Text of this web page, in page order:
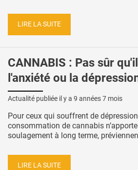
LIRE LA SUITE
CANNABIS : Pas sûr
l'anxiété ou la
Actualité publiée il y a 9 années 7 mois
Pour ceux qui souffrent de
consommation de cannabis
soulagement à long terme,
LIRE LA SUITE